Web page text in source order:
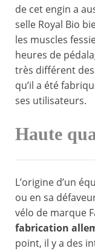
de cet engin a
selle Royal Bio
les muscles
heures de
très différent
qu’il a été
ses utilisateurs.
Haute
L’origine d’un
ou en sa
vélo de marque
fabrication
point, il y a des